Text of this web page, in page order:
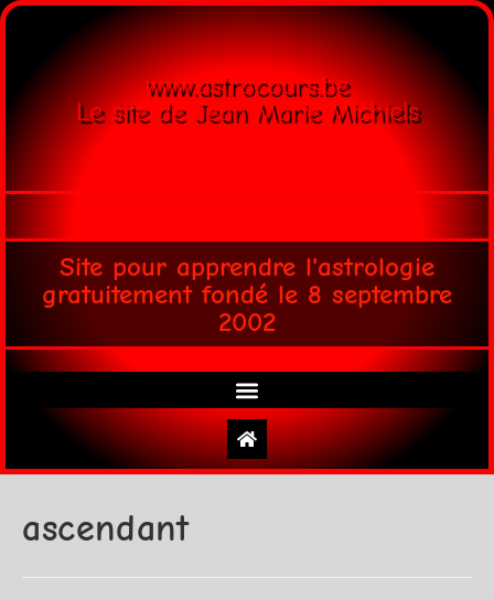
www.astrocours.be
Le site de Jean Marie Michiels
Site pour apprendre l'astrologie
gratuitement fondé le 8 septembre
2002
ascendant